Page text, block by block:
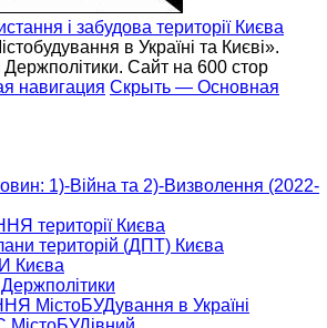
і забудова території Києва
в Україні та Києві».
Сайт на 600 стор
навигация Скрыть — Основная
1)-Війна та 2)-Визволення (2022-
території Києва
територій (ДПТ) Києва
Києва
МістоБУДування в Україні